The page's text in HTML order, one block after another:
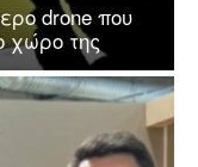
drone που
χώρο της